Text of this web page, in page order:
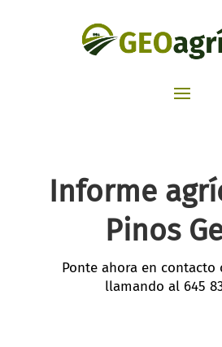
Informe
Pinos
Ponte ahora en contacto
llamando al 645